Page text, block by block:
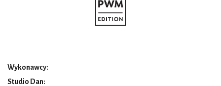
Wykonawcy:
Studio Dan: